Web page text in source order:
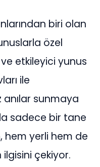
biri olan
özel
etkileyici yunus
ile
sunmaya
sadece bir tane
hem yerli hem de
çekiyor.